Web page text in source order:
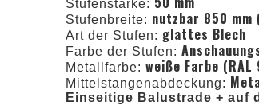
Stufenstärke:
Stufenbreite: nutzbar 850 mm
Art der Stufen: glattes Blech
Farbe der Stufen:
Metallfarbe: weiße Farbe (RAL
Mittelstangenabdeckung:
Einseitige Balustrade + auf